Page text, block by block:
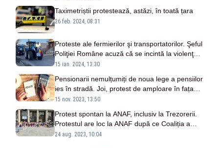
Taximetriștii protestează, astăzi, în toată țara
26 feb. 2024, 08:31
Proteste ale fermierilor şi transportatorilor. Şeful
Poliţiei Române acuză că se incintă la violenţă
pe grupurile de socializare
15 ian. 2024, 13:30
Pensionarii nemulțumiți de noua lege a pensiilor
ies în stradă. Joi, protest de amploare în fața
Guvernului
15 nov. 2023, 13:50
Protest spontan la ANAF, inclusiv la Trezorerii.
Protestul are loc la ANAF după ce Coaliția a
refuzat promisiunile făcute de Boloș angajaților
24 aug. 2023, 10:04